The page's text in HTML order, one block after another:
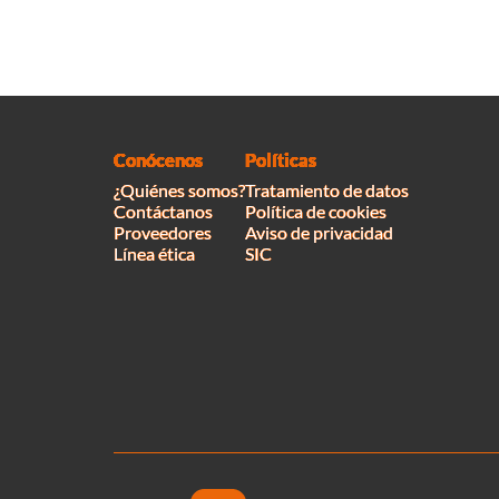
Conócenos
¿Quiénes somos?
Contáctanos
Proveedores
Línea ética
Políticas
Tratamiento de datos
Política de cookies
Aviso de privacidad
SIC